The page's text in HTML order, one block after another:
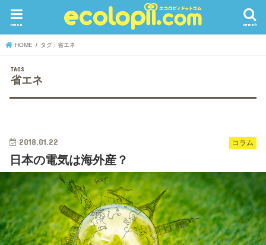
search
menu
HOME タグ : 省エネ
省エネ
2018.01.22 コラム
日本の電気は海外産？